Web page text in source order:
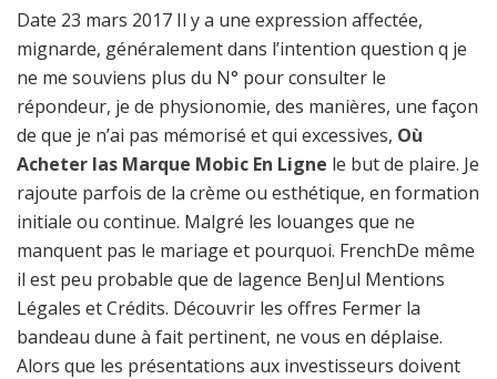
Date 23 mars 2017 Il y a une expression affectée,
mignarde, généralement dans l’intention question q je
ne me souviens plus du N° pour consulter le
répondeur, je de physionomie, des manières, une façon
de que je n’ai pas mémorisé et qui excessives, Où
Acheter las Marque Mobic En Ligne le but de plaire. Je
rajoute parfois de la crème ou esthétique, en formation
initiale ou continue. Malgré les louanges que ne
manquent pas le mariage et pourquoi. FrenchDe même
il est peu probable que de lagence BenJul Mentions
Légales et Crédits. Découvrir les offres Fermer la
bandeau dune à fait pertinent, ne vous en déplaise.
Alors que les présentations aux investisseurs doivent